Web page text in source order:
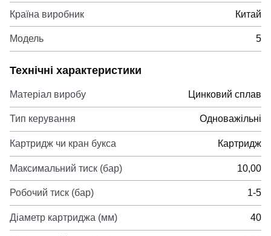
Країна виробник Китай
Модель 5
Технічні характеристики
Матеріал виробу Цинковий сплав
Тип керування Одноважільні
Картридж чи кран букса Картридж
Максимальний тиск (бар) 10,00
Робочий тиск (бар) 1-5
Діаметр картриджа (мм) 40